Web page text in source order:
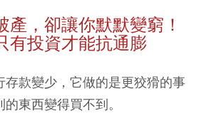
產，卻讓你默默變窮！
有投資才能抗通膨
存款變少，它做的是更狡猾的事
東西變得買不到。